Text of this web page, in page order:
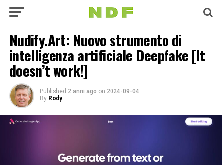
Nudify.Art: Nuovo strumento di
intelligenza artificiale Deepfake [It
doesn’t work!]
Published 2 anni ago on 2024-09-04
By Rody